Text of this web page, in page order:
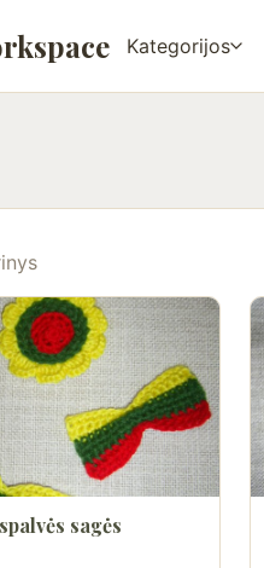
Kategorijos
sagės